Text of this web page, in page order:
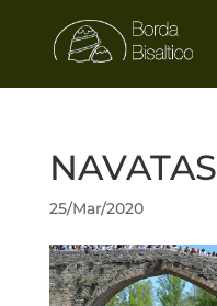
NAVATAS
25/Mar/2020